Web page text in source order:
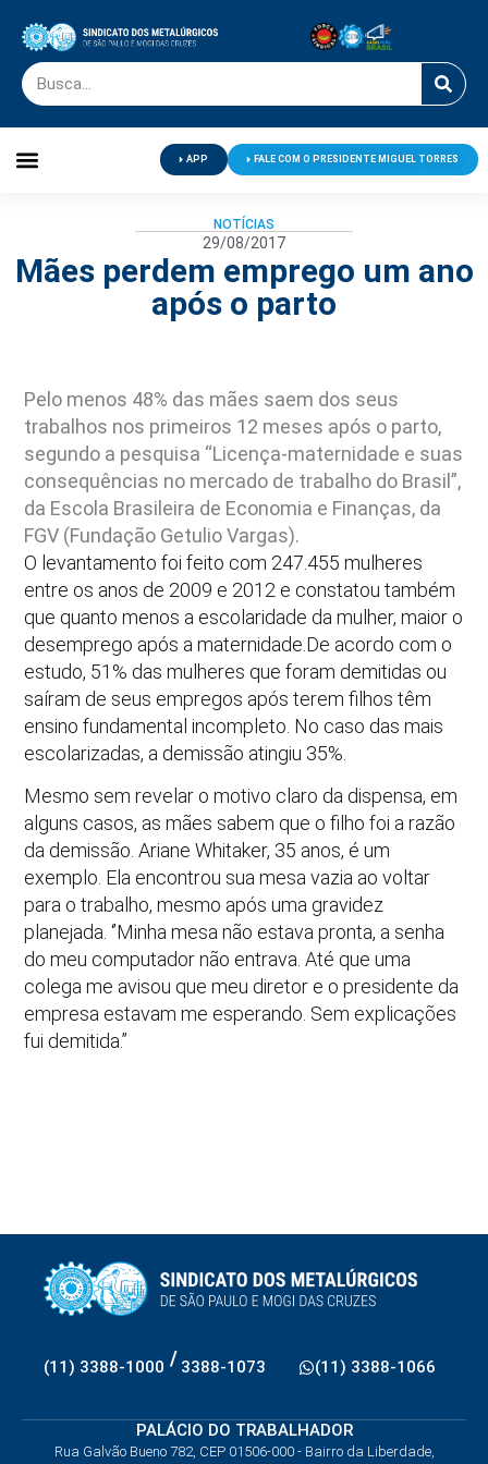
APP FALE COM O PRESIDENTE MIGUEL TORRES
NOTÍCIAS
29/08/2017
Mães perdem emprego um ano
após o parto
Pelo menos 48% das mães saem dos seus
trabalhos nos primeiros 12 meses após o parto,
segundo a pesquisa “Licença-maternidade e suas
consequências no mercado de trabalho do Brasil”,
da Escola Brasileira de Economia e Finanças, da
FGV (Fundação Getulio Vargas).
O levantamento foi feito com 247.455 mulheres
entre os anos de 2009 e 2012 e constatou também
que quanto menos a escolaridade da mulher, maior o
desemprego após a maternidade.De acordo com o
estudo, 51% das mulheres que foram demitidas ou
saíram de seus empregos após terem filhos têm
ensino fundamental incompleto. No caso das mais
escolarizadas, a demissão atingiu 35%.
Mesmo sem revelar o motivo claro da dispensa, em
alguns casos, as mães sabem que o filho foi a razão
da demissão. Ariane Whitaker, 35 anos, é um
exemplo. Ela encontrou sua mesa vazia ao voltar
para o trabalho, mesmo após uma gravidez
planejada. ‘’Minha mesa não estava pronta, a senha
do meu computador não entrava. Até que uma
colega me avisou que meu diretor e o presidente da
empresa estavam me esperando. Sem explicações
fui demitida.’’
(11) 3388-1000 / 3388-1073 (11) 3388-1066
PALÁCIO DO TRABALHADOR
Rua Galvão Bueno 782, CEP 01506-000 - Bairro da Liberdade,